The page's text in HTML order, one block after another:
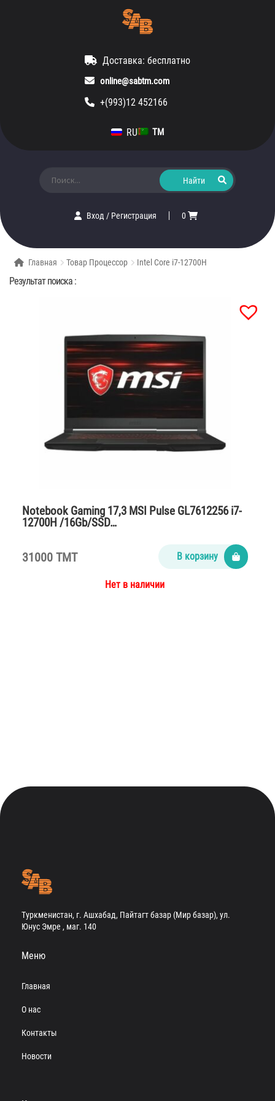
Доставка: бесплатно
online@sabtm.com
+(993)12 452166
RU TM
Вход/ Регистрация 0
Главная Товар Процессор Intel Core i7-12700H
Результат поиска :
Notebook Gaming 17,3 MSI Pulse GL7612256 i7-
12700H /16Gb/SSD…
31000 TMT В корзину
Нет в наличии
Туркменистан, г. Ашхабад, Пайтагт базар (Мир базар), ул.
Юнус Эмре , маг. 140
Меню
Главная
О нас
Контакты
Новости